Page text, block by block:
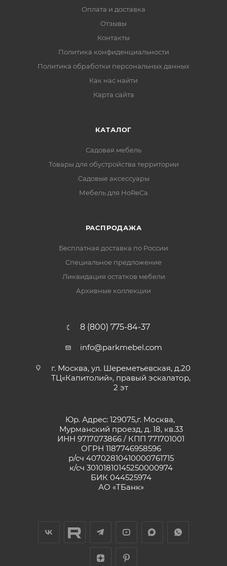
Оплата и доставка
Отзывы
Контакты
Политика конфиденциальности
Политика обработки персональных данных
Как нас найти
Карта сайта
КАТАЛОГ
Садовая мебель
Товары для обустройства территории
Садовые аксессуары
Мебель для HoReCa
РАСПРОДАЖА
Бесплатная доставка по России
Специальное предложение
Ликвидация остатков мебели
Архивные коллекции
8 (800) 775-84-37
info@parkmebel.com
г. Москва, ул. Шереметьевская, д.20
ТЦ«Капитолий», правый эскалатор,
2 эт
Юр. Адрес: 129075,г. Москва,
Мурманский проезд, д. 18, кв.33
ИНН 9717073866 / КПП 771701001
ОГРН 1187746958596
р/сч 40702810410000761715
к/сч 30101810145250000974
БИК 044525974
АО «ТБанк»